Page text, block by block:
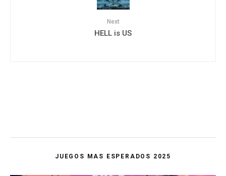
Next
HELL is US
JUEGOS MAS ESPERADOS 2025